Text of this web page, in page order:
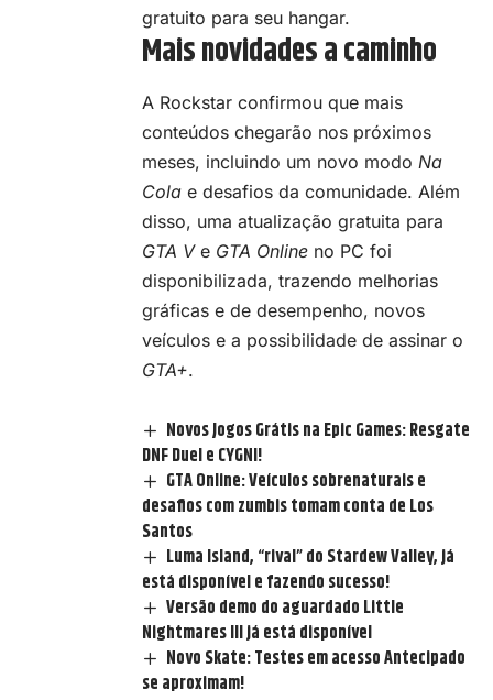
gratuito para seu hangar.
Mais novidades a caminho
A Rockstar confirmou que mais
conteúdos chegarão nos próximos
meses, incluindo um novo modo Na
Cola e desafios da comunidade. Além
disso, uma atualização gratuita para
GTA Ve GTA Online no PC foi
disponibilizada, trazendo melhorias
gráficas e de desempenho, novos
veículos e a possibilidade de assinar o
GTA+.
Novos Jogos Grátis na Epic Games: Resgate
DNF Duel e CYGNI!
GTA Online: Veículos sobrenaturais e
desafios com zumbis tomam conta de Los
Santos
Luma Island, “rival” do Stardew Valley, já
está disponível e fazendo sucesso!
Versão demo do aguardado Little
Nightmares III já está disponível
Novo Skate: Testes em acesso Antecipado
se aproximam!